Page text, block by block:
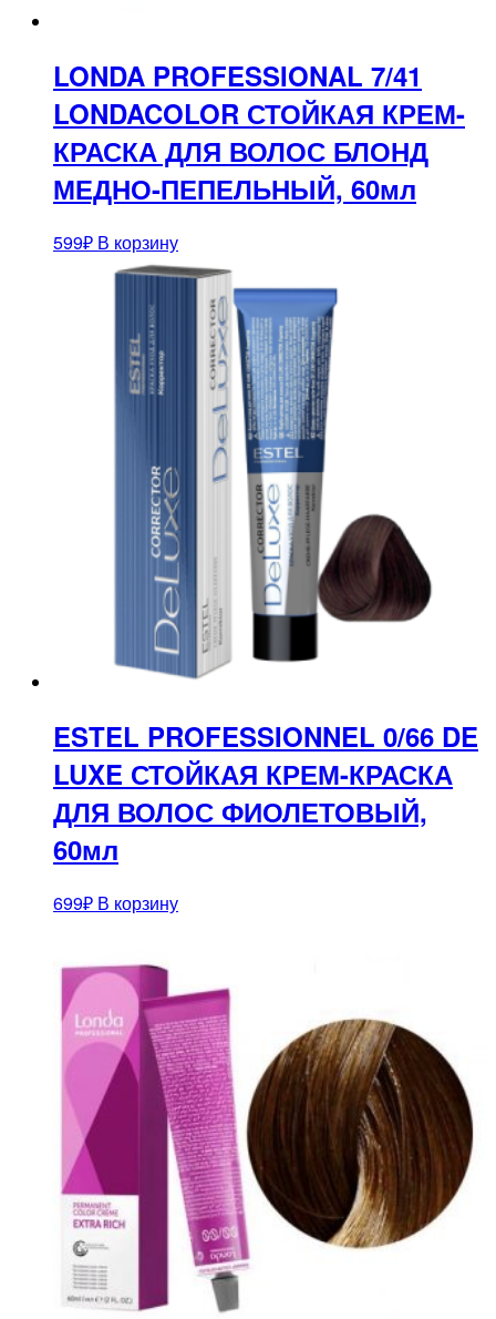
LONDA PROFESSIONAL 7/41
LONDACOLOR СТОЙКАЯ КРЕМ-
КРАСКА ДЛЯ ВОЛОС БЛОНД
МЕДНО-ПЕПЕЛЬНЫЙ, 60мл
599₽ В корзину
ESTEL PROFESSIONNEL 0/66 DE
LUXE СТОЙКАЯ КРЕМ-КРАСКА
ДЛЯ ВОЛОС ФИОЛЕТОВЫЙ,
60мл
699₽ В корзину